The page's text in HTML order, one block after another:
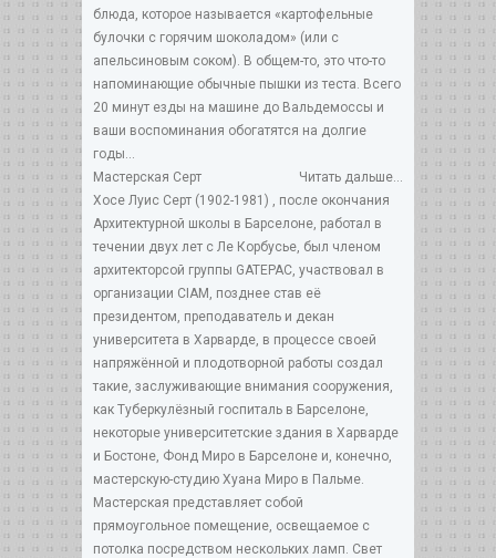
блюда, которое называется «картофельные
булочки с горячим шоколадом» (или с
апельсиновым соком). В общем-то, это что-то
напоминающие обычные пышки из теста. Всего
20 минут езды на машине до Вальдемоссы и
ваши воспоминания обогатятся на долгие
годы...
Читать дальше...
Мастерская Серт
Хосе Луис Серт (1902-1981) , после окончания
Архитектурной школы в Барселоне, работал в
течении двух лет с Ле Корбусье, был членом
архитекторсой группы GATEPAC, участвовал в
организации СIАМ, позднее став её
президентом, преподаватель и декан
университета в Харварде, в процессе своей
напряжённой и плодотворной работы создал
такие, заслуживающие внимания сооружения,
как Туберкулёзный госпиталь в Барселоне,
некоторые университетские здания в Харварде
и Бостоне, Фонд Миро в Барселоне и, конечно,
мастерскую-студию Хуана Миро в Пальме.
Мастерская представляет собой
прямоугольное помещение, освещаемое с
потолка посредством нескольких ламп. Свет